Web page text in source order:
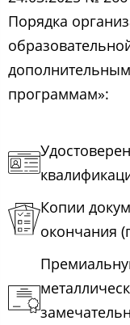
Порядка
программам»:
Копии
окончания